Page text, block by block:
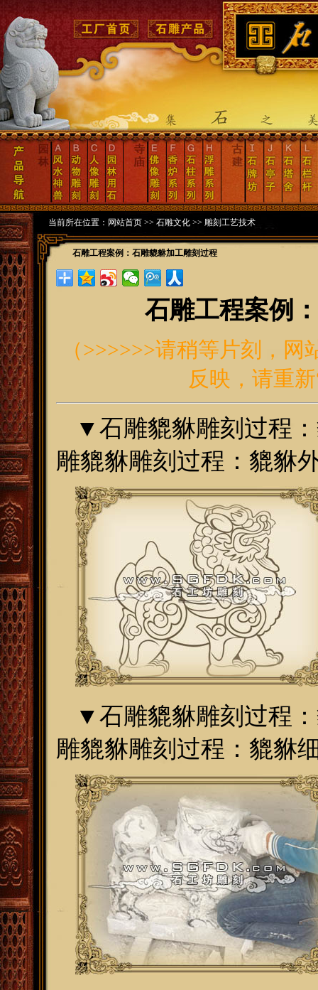
当前所在位置： 网站首页>> 石雕文化>> 雕刻工艺技术
石雕工程案例：石雕貔貅加工雕刻过程
石雕工程案例
（>>>>>>请稍等片刻，网
反映，请重
▼石雕貔貅雕刻过程
雕貔貅雕刻过程：貔貅
▼石雕貔貅雕刻过程
雕貔貅雕刻过程：貔貅